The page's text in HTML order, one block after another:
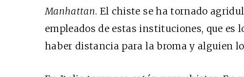
Manhattan. El chiste se ha tornado
empleados de estas instituciones, que es
haber distancia para la broma y alguien